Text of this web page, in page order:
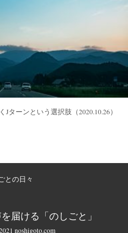
Jターンという選択肢 （2020.10.26）
との日々
届ける「のしごと」
noshigoto.com